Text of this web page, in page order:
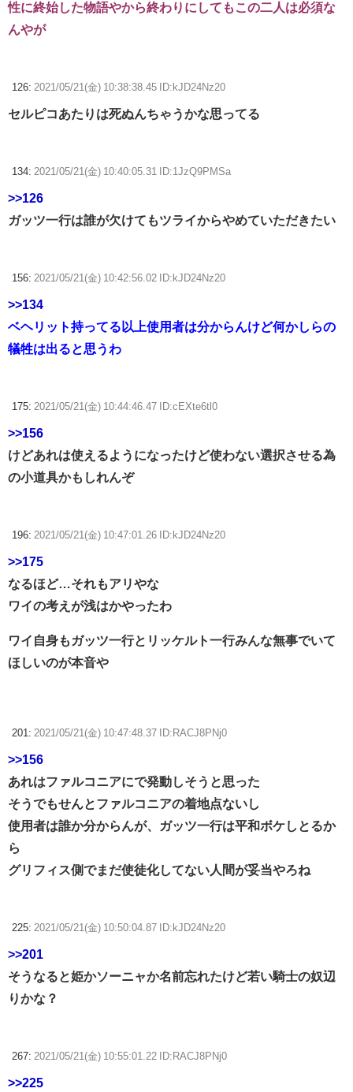
性に終始した物語やから終わりにしてもこの二人は必須な
んやが
126: 2021/05/21(金) 10:38:38.45 ID:kJD24Nz20
セルピコあたりは死ぬんちゃうかな思ってる
134: 2021/05/21(金) 10:40:05.31 ID:1JzQ9PMSa
>>126
ガッツ一行は誰が欠けてもツライからやめていただきたい
156: 2021/05/21(金) 10:42:56.02 ID:kJD24Nz20
>>134
ベヘリット持ってる以上使用者は分からんけど何かしらの
犠牲は出ると思うわ
175: 2021/05/21(金) 10:44:46.47 ID:cEXte6tl0
>>156
けどあれは使えるようになったけど使わない選択させる為
の小道具かもしれんぞ
196: 2021/05/21(金) 10:47:01.26 ID:kJD24Nz20
>>175
なるほど…それもアリやな
ワイの考えが浅はかやったわ
ワイ自身もガッツ一行とリッケルト一行みんな無事でいて
ほしいのが本音や
201: 2021/05/21(金) 10:47:48.37 ID:RACJ8PNj0
>>156
あれはファルコニアにで発動しそうと思った
そうでもせんとファルコニアの着地点ないし
使用者は誰か分からんが、ガッツ一行は平和ボケしとるか
ら
グリフィス側でまだ使徒化してない人間が妥当やろね
225: 2021/05/21(金) 10:50:04.87 ID:kJD24Nz20
>>201
そうなると姫かソーニャか名前忘れたけど若い騎士の奴辺
りかな？
267: 2021/05/21(金) 10:55:01.22 ID:RACJ8PNj0
>>225